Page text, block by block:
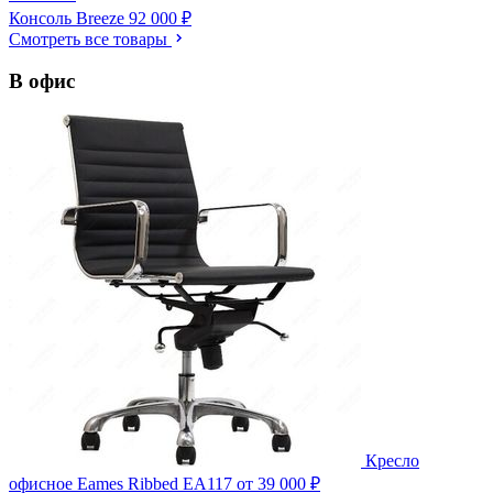
Консоль Breeze 92 000 ₽
Смотреть все товары
В офис
Кресло
офисное Eames Ribbed EA117 от 39 000 ₽